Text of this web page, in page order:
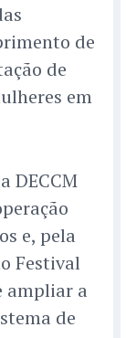
de
de
em
DECCM
e, pela
Festival
ampliar a
de